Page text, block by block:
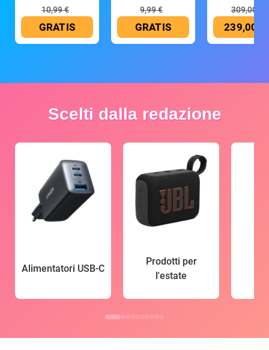
10,99 €
GRATIS
9,99 €
GRATIS
309,00 €
239,00 €
Scelti dalla redazione
Alimentatori USB-C
Prodotti per
l'estate